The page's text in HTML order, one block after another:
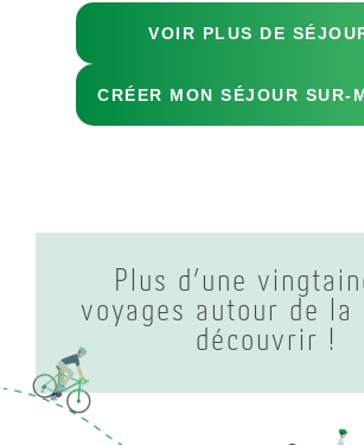
VOIR PLUS DE
CRÉER MON SÉJOUR SUR-
Plus d’une
voyages autour de la
découvrir !